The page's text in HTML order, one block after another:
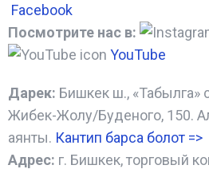
Facebook
Посмотрите нас в:
YouTube
Дарек: Бишкек ш., «Табылга»
Жибек-Жолу/Буденого, 150.
аянты. Кантип барса болот =>
Адрес: г. Бишкек, торговый